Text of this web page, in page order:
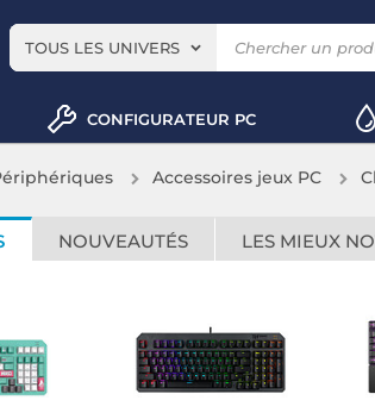
TOUS LES UNIVERS
CONFIGURATEUR PC
Accessoires jeux PC
NOUVEAUTÉS LES MIEUX